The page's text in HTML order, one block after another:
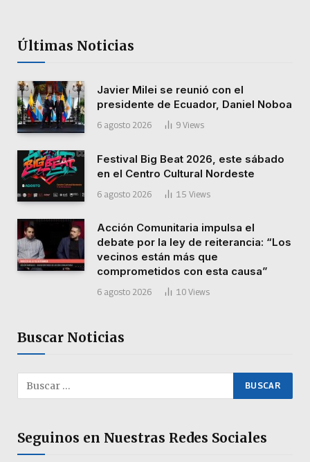
Últimas Noticias
Javier Milei se reunió con el
presidente de Ecuador, Daniel Noboa
6 agosto 2026 9 Views
Festival Big Beat 2026, este sábado
en el Centro Cultural Nordeste
6 agosto 2026 15 Views
Acción Comunitaria impulsa el
debate por la ley de reiterancia: “Los
vecinos están más que
comprometidos con esta causa”
6 agosto 2026 10 Views
Buscar Noticias
Seguinos en Nuestras Redes Sociales